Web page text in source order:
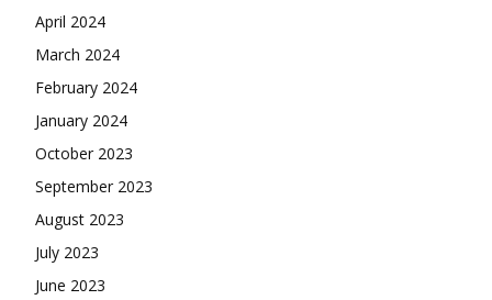
April 2024
March 2024
February 2024
January 2024
October 2023
September 2023
August 2023
July 2023
June 2023